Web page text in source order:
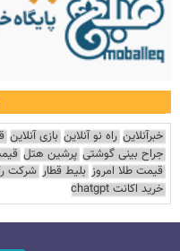
خبرآنلاین راه نو آنلاین بازی آنلاین
جراح بینی گوشتی پرشین هتل
قیمت طلا امروز بلیط قطار شرکت
خرید اکانت chatgpt